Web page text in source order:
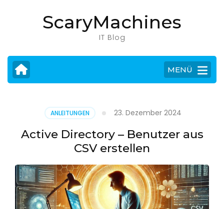
drücken)
ScaryMachines
IT Blog
MENÜ
ANLEITUNGEN 23. Dezember 2024
Active Directory – Benutzer aus
CSV erstellen